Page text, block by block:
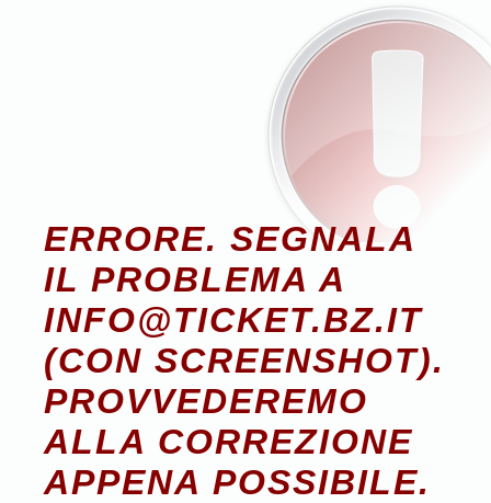
ERRORE. SEGNALA
IL PROBLEMA A
INFO@TICKET.BZ.IT
(CON SCREENSHOT).
PROVVEDEREMO
ALLA CORREZIONE
APPENA POSSIBILE.